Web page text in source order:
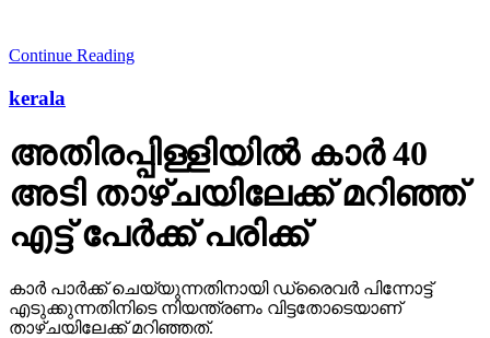
Continue Reading
kerala
അതിരപ്പിള്ളിയില്‍ കാര്‍ 40
അടി താഴ്ചയിലേക്ക് മറിഞ്ഞ്
എട്ട് പേര്‍ക്ക് പരിക്ക്
കാര്‍ പാര്‍ക്ക് ചെയ്യുന്നതിനായി ഡ്രൈവര്‍ പിന്നോട്ട്
എടുക്കുന്നതിനിടെ നിയന്ത്രണം വിട്ടതോടെയാണ്
താഴ്ചയിലേക്ക് മറിഞ്ഞത്.